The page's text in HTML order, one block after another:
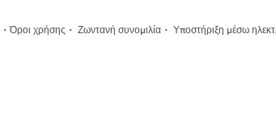
·Όροι χρήσης · Ζωντανή συνομιλία · Υποστήριξη μέσω